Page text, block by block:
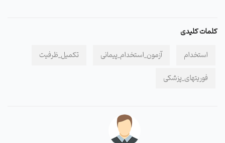
کلمات کلیدی
استخدام آزمون_استخدام_پیمانی تکمیل_ظرفیت
فوریتهای_پزشکی